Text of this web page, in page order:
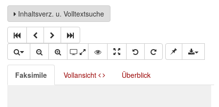
Inhaltsverz. u. Volltextsuche
Faksimile Vollansicht Überblick